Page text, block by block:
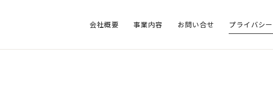
会社概要 事業内容 お問い合せ プライバシ